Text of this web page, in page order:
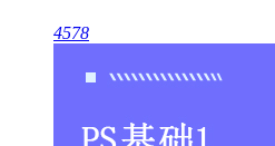
4578